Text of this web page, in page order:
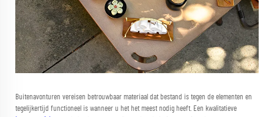
Buitenavonturen vereisen betrouwbaar materiaal dat bestand is tegen de elementen en
tegelijkertijd functioneel is wanneer u het het meest nodig heeft. Een kwalitatieve